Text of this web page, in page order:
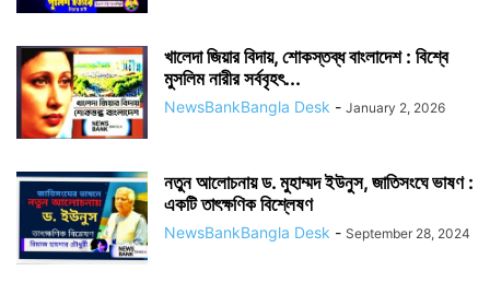
খালেদা জিয়ার বিদায়, শোকস্তব্ধ বাংলাদেশ : বিশ্বে
মুসলিম নারীর সর্ববৃহৎ...
NewsBankBangla Desk - January 2, 2026
নতুন আলোচনায় ড. মুহাম্মদ ইউনুস, জাতিসংঘে ভাষণ :
একটি তাৎক্ষণিক বিশ্লেষণ
NewsBankBangla Desk - September 28, 2024